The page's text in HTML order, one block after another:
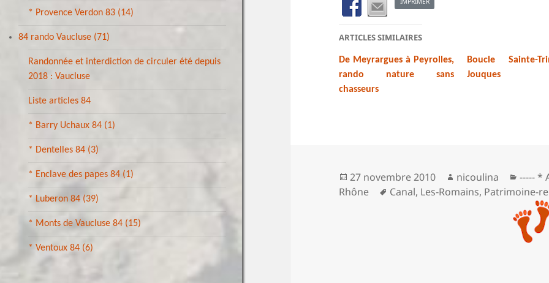
* Provence Verdon 83 (14)
84 rando Vaucluse (71)
Randonnée et interdiction de circuler été depuis
2018 : Vaucluse
Liste articles 84
* Barry Uchaux 84 (1)
* Dentelles 84 (3)
* Enclave des papes 84 (1)
* Luberon 84 (39)
* Monts de Vaucluse 84 (15)
* Ventoux 84 (6)
ARTICLES SIMILAIRES
De Meyrargues à Peyrolles,
rando nature sans
chasseurs
Boucle Sainte-
Jouques
Publié
le
27 novembre 2010 Auteur
nicoulina
----- *
Rhône
Mots-
clés
Canal, Les‑Romains, Patrimoine-